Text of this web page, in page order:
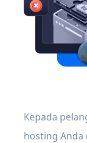
Kepada
hosting